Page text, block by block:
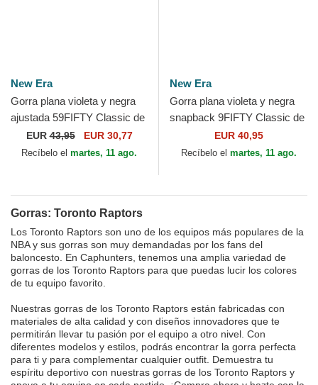
New Era
Gorra plana violeta y negra
ajustada 59FIFTY Classic de
Toronto Raptors NBA de New
Era
EUR43,95 EUR 30,77
Recíbelo el martes, 11 ago.
New Era
Gorra plana violeta y negra
snapback 9FIFTY Classic de
Toronto Raptors NBA de New
Era
EUR 40,95
Recíbelo el martes, 11 ago.
Gorras: Toronto Raptors
Los Toronto Raptors son uno de los equipos más populares de la
NBA y sus gorras son muy demandadas por los fans del
baloncesto. En Caphunters, tenemos una amplia variedad de
gorras de los Toronto Raptors para que puedas lucir los colores
de tu equipo favorito.
Nuestras gorras de los Toronto Raptors están fabricadas con
materiales de alta calidad y con diseños innovadores que te
permitirán llevar tu pasión por el equipo a otro nivel. Con
diferentes modelos y estilos, podrás encontrar la gorra perfecta
para ti y para complementar cualquier outfit. Demuestra tu
espíritu deportivo con nuestras gorras de los Toronto Raptors y